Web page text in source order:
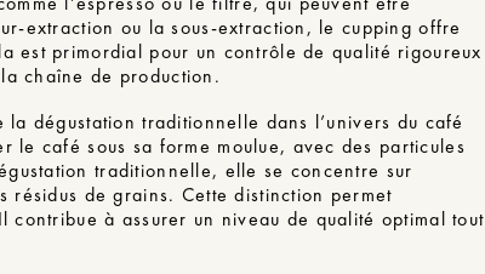
extraction ou la sous-extraction, le cupping offre
est primordial pour un contrôle de qualité rigoureux
chaîne de production.
dégustation traditionnelle dans l’univers du café
le café sous sa forme moulue, avec des particules
traditionnelle, elle se concentre sur
résidus de grains. Cette distinction permet
contribue à assurer un niveau de qualité optimal tout